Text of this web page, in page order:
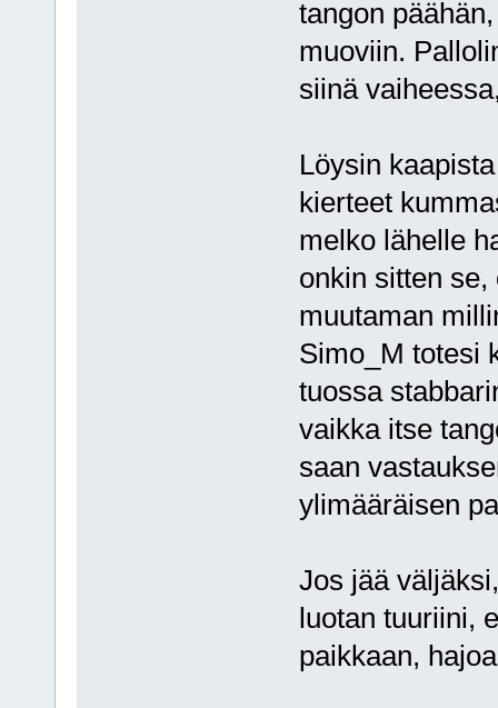
tangon
muoviin.
siinä
Löysin
kierteet
melko lähelle
onkin sitten
muutaman
Simo_M totesi
tuossa
vaikka itse
saan
ylimääräisen
Jos jää
luotan tuuriini,
paikkaan,